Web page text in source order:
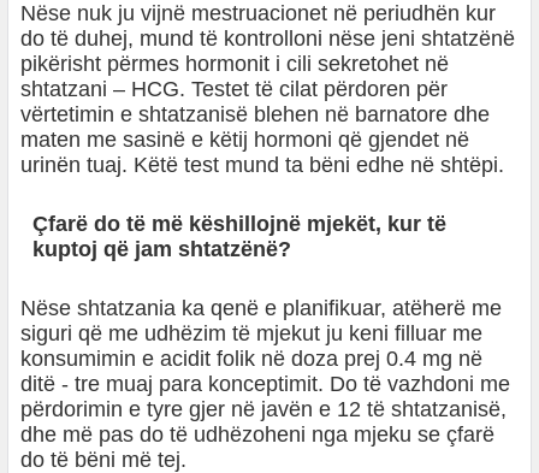
Nëse nuk ju vijnë mestruacionet në periudhën kur
do të duhej, mund të kontrolloni nëse jeni shtatzënë
pikërisht përmes hormonit i cili sekretohet në
shtatzani – HCG. Testet të cilat përdoren për
vërtetimin e shtatzanisë blehen në barnatore dhe
maten me sasinë e këtij hormoni që gjendet në
urinën tuaj. Këtë test mund ta bëni edhe në shtëpi.
Çfarë do të më këshillojnë mjekët, kur të
kuptoj që jam shtatzënë?
Nëse shtatzania ka qenë e planifikuar, atëherë me
siguri që me udhëzim të mjekut ju keni filluar me
konsumimin e acidit folik në doza prej 0.4 mg në
ditë - tre muaj para konceptimit. Do të vazhdoni me
përdorimin e tyre gjer në javën e 12 të shtatzanisë,
dhe më pas do të udhëzoheni nga mjeku se çfarë
do të bëni më tej.